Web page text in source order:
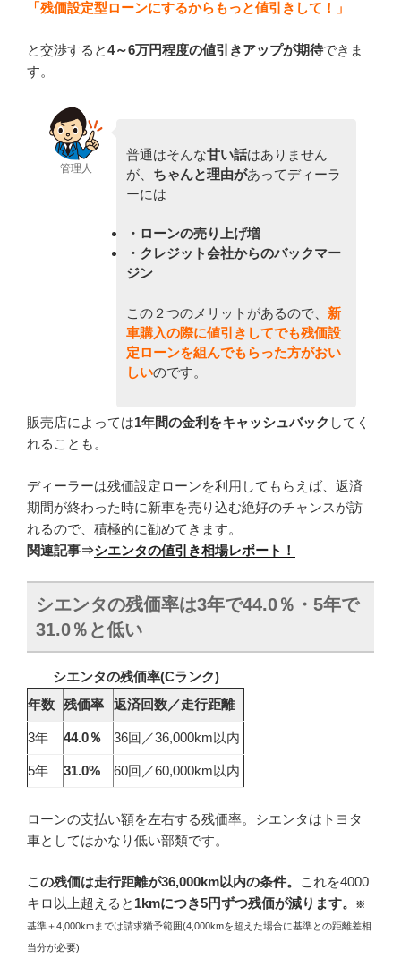
「残価設定型ローンにするからもっと値引きして！」
と交渉すると4～6万円程度の値引きアップが期待できま
す。
管理人
普通はそんな甘い話はありません
が、 ちゃんと理由があってディーラ
ーには
・ローンの売り上げ増
・クレジット会社からのバックマー
ジン
この２つのメリットがあるので、 新
車購入の際に値引きしてでも残価設
定ローンを組んでもらった方がおい
しいのです。
販売店によっては1年間の金利をキャッシュバック してく
れることも。
ディーラーは残価設定ローンを利用してもらえば、返済
期間が終わった時に新車を売り込む絶好のチャンスが訪
れるので、積極的に勧めてきます。
関連記事⇒シエンタの値引き相場レポート！
シエンタの残価率は3年で44.0％・5年で
31.0％と低い
シエンタの残価率(Cランク)
年数 残価率 返済回数／走行距離
3年 44.0％ 36回／36,000km以内
5年 31.0% 60回／60,000km以内
ローンの支払い額を左右する残価率。シエンタはトヨタ
車としてはかなり低い部類です。
この残価は走行距離が36,000km以内の条件。
これを4000
キロ以上超えると 1kmにつき5円ずつ残価が減ります。
※
基準＋4,000kmまでは請求猶予範囲(4,000kmを超えた場合に基準との距離差相
当分が必要)